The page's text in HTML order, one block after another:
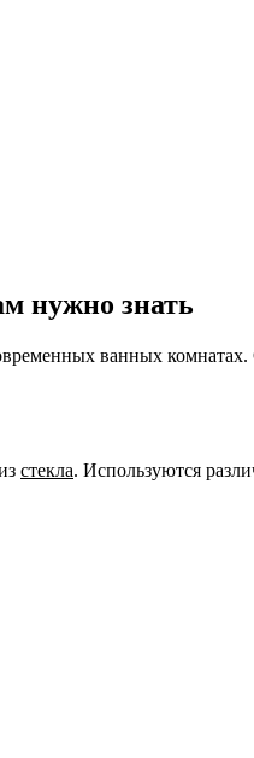
нужно знать
ванных комнатах.
стекла. Используются